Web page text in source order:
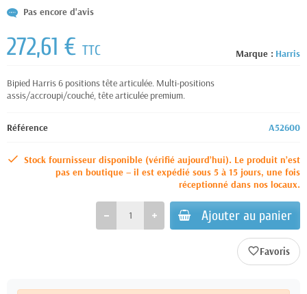
Pas encore d'avis
Marque : Harris
272,61 € TTC
Bipied Harris 6 positions tête articulée. Multi-positions
assis/accroupi/couché, tête articulée premium.
Référence A52600
Stock fournisseur disponible (vérifié aujourd’hui). Le produit n’est
pas en boutique – il est expédié sous 5 à 15 jours, une fois
réceptionné dans nos locaux.
Ajouter au panier
favorite_border